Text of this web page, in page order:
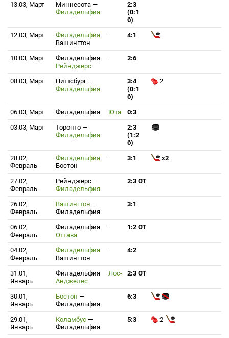
13.03, Март
Миннесота —
Филадельфия
2:3
(0:1
б)
12.03, Март
Филадельфия —
Вашингтон
4:1
10.03, Март Филадельфия —
Рейнджерс
2:6
08.03, Март Питтсбург —
Филадельфия
3:4
(0:1
б)
2
06.03, Март Филадельфия — Юта
0:3
03.03, Март
Торонто —
Филадельфия
2:3
(1:2
б)
28.02,
Февраль
Филадельфия —
Бостон
3:1 x2
27.02,
Февраль
Рейнджерс —
Филадельфия
2:3 ОТ
26.02,
Февраль
Вашингтон —
Филадельфия
3:1
06.02,
Февраль
Филадельфия —
Оттава
1:2 ОТ
04.02,
Февраль
Филадельфия —
Вашингтон
4:2
31.01,
Январь
Филадельфия — Лос-
Анджелес
2:3 ОТ
30.01,
Январь
Бостон —
Филадельфия
6:3
29.01,
Январь
Коламбус —
Филадельфия
5:3 2